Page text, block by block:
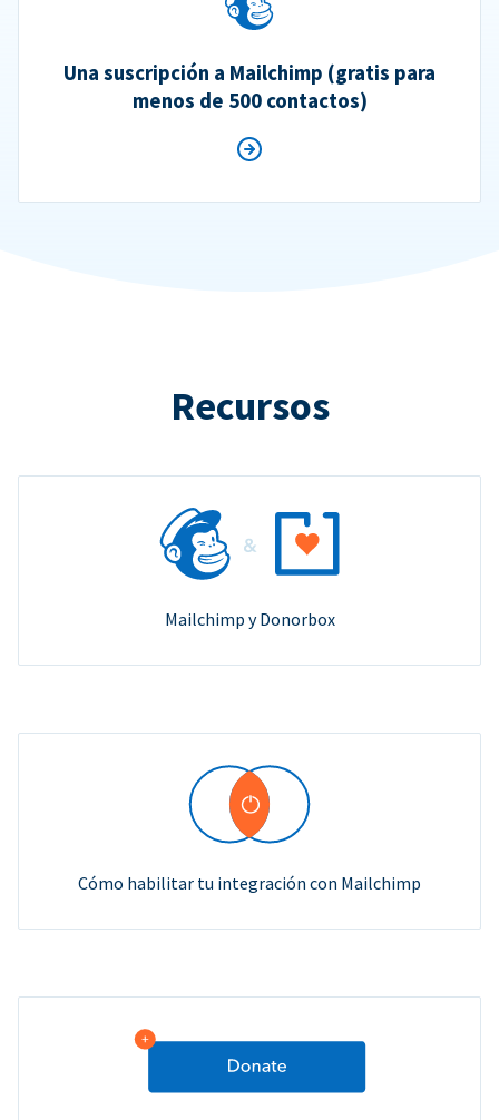
Una suscripción a Mailchimp (gratis para
menos de 500 contactos)
Recursos
Mailchimp y Donorbox
Cómo habilitar tu integración con Mailchimp